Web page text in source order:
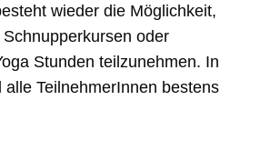
wieder die Möglichkeit,
oder
Stunden teilzunehmen. In
TeilnehmerInnen bestens